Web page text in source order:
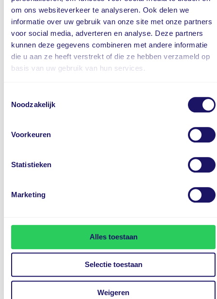
om ons websiteverkeer te analyseren. Ook delen we
informatie over uw gebruik van onze site met onze partners
voor social media, adverteren en analyse. Deze partners
kunnen deze gegevens combineren met andere informatie
die u aan ze heeft verstrekt of die ze hebben verzameld op
basis van uw gebruik van hun services.
Noodzakelijk
Voorkeuren
Statistieken
Marketing
Alles toestaan
Selectie toestaan
Weigeren
Regensensor
Stuur verstelbaar
Voorstoelen verwarmd
18-inch lichtmetalen velgen met 215/55 R18-banden
Achteruitrijcamera
Airbag(s) hoofd voor
Alarm klasse 1(startblokkering)
Apple Carplay/Android Auto
Bandenspanningscontrolesysteem
Cruise control adaptief met stop&go en stuurhulp
Elektronisch Stabiliteits Programma